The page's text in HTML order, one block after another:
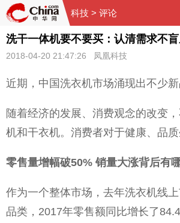
科技 > 评论
洗干一体机要不要买：认清需求不
2018-04-20 21:47:26 凤凰科技
近期，中国洗衣机市场涌现出不少
随着经济的发展、消费观念的改变
机和干衣机。消费者对于健康、品
零售量增幅破50% 销量大涨背后有
作为一个整体市场，去年洗衣机线
品类，2017年零售额同比增长了